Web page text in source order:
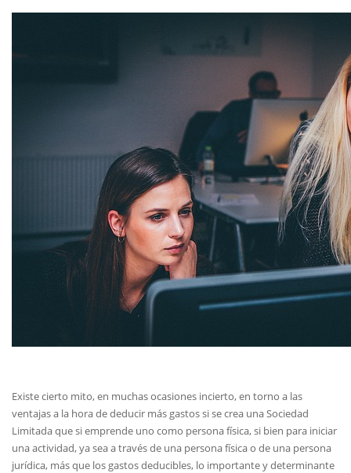
Existe cierto mito, en muchas ocasiones incierto, en torno a las
ventajas a la hora de deducir más gastos si se crea una Sociedad
Limitada que si emprende uno como persona física, si bien para iniciar
una actividad, ya sea a través de una persona física o de una persona
jurídica, más que los gastos deducibles, lo importante y determinante